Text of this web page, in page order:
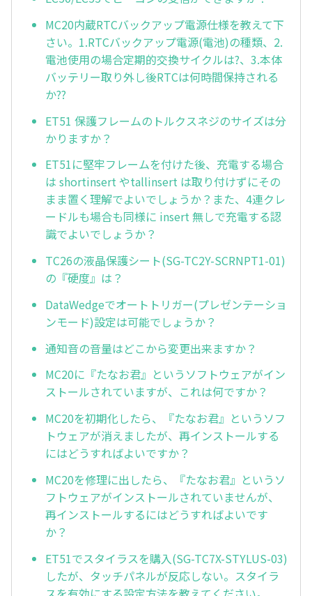
MC20内蔵RTCバックアップ電源仕様を教えて下
さい。1.RTCバックアップ電源(電池)の種類、2.
電池使用の場合定期的交換サイクルは?、3.本体
バッテリー取り外し後RTCは何時間保持される
か??
ET51 保護フレームのトルクスネジのサイズは分
かりますか？
ET51に堅牢フレームを付けた後、充電する場合
は shortinsert やtallinsert は取り付けずにその
まま置く理解でよいでしょうか？また、4連クレ
ードルも場合も同様に insert 無しで充電する認
識でよいでしょうか？
TC26の液晶保護シート(SG-TC2Y-SCRNPT1-01)
の『硬度』は？
DataWedgeでオートトリガー(プレゼンテーショ
ンモード)設定は可能でしょうか？
通知音の音量はどこから変更出来ますか？
MC20に『たなお君』というソフトウェアがイン
ストールされていますが、これは何ですか？
MC20を初期化したら、『たなお君』というソフ
トウェアが消えましたが、再インストールする
にはどうすればよいですか？
MC20を修理に出したら、『たなお君』というソ
フトウェアがインストールされていませんが、
再インストールするにはどうすればよいです
か？
ET51でスタイラスを購入(SG-TC7X-STYLUS-03)
したが、タッチパネルが反応しない。スタイラ